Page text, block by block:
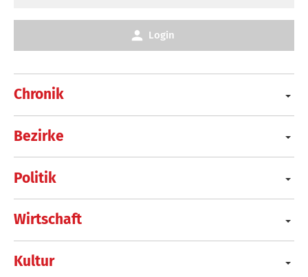
Chronik
Bezirke
Politik
Wirtschaft
Kultur
Login